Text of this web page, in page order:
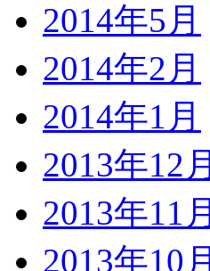
2014年5月
2014年2月
2014年1月
2013年12月
2013年11月
2013年10月